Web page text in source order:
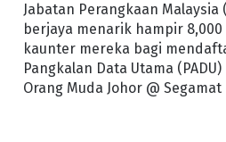
Jabatan Perangkaan Malaysia
berjaya menarik hampir
kaunter mereka bagi
Pangkalan Data Utama
Orang Muda Johor @